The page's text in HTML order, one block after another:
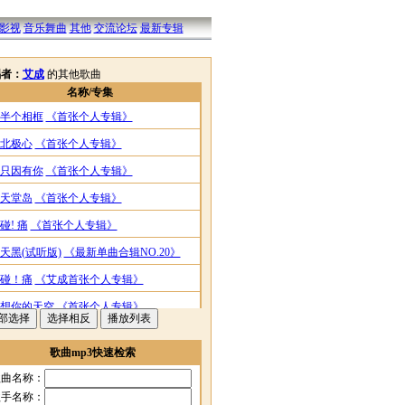
视 音乐舞曲 其他 交流论坛 最新专辑
： 艾成的其他歌曲
名称/专集
半个相框
《首张个人专辑》
北极心 《首张个人专辑》
只因有你 《首张个人专辑》
天堂岛 《首张个人专辑》
碰! 痛 《首张个人专辑》
天黑(试听版) 《最新单曲合辑NO.20》
碰！痛 《艾成首张个人专辑》
想你的天空 《首张个人专辑》
《首张个人专辑》
《首张个人专辑》
歌曲mp3快速检索
名称：
名称：